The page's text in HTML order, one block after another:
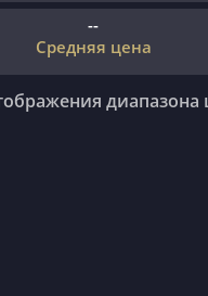
--
Средняя цена